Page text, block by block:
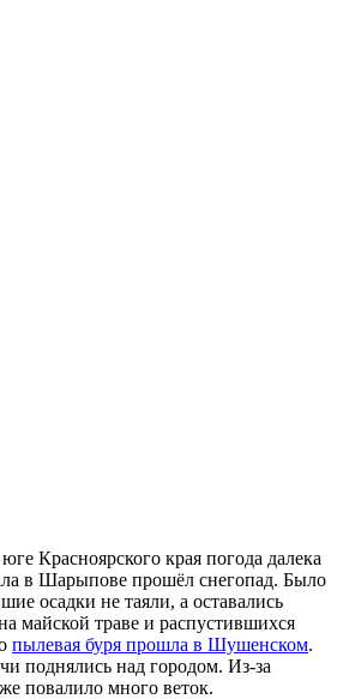
Красноярского края погода далека
в Шарыпове прошёл снегопад. Было
осадки не таяли, а оставались
майской траве и распустившихся
пылевая буря прошла в Шушенском.
поднялись над городом. Из-за
повалило много веток.